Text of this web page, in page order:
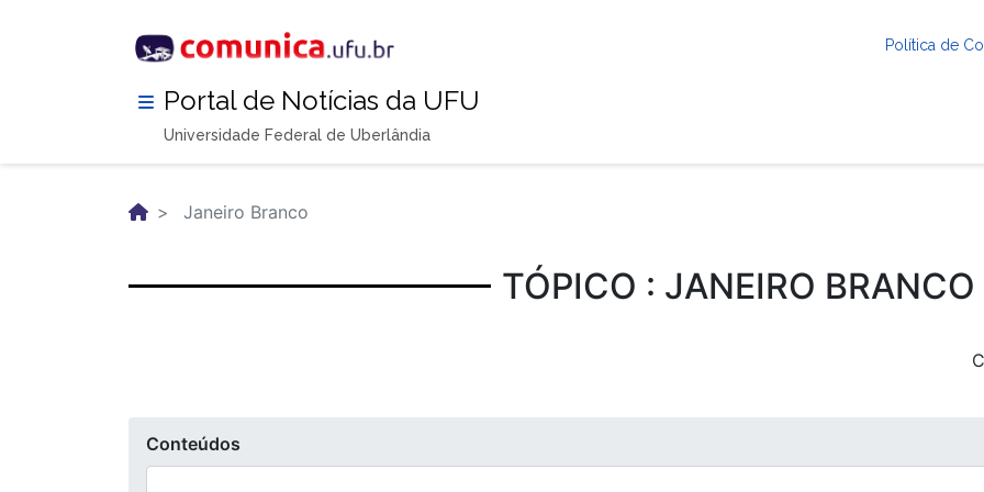
Política de
Portal de Notícias da UFU
Universidade Federal de Uberlândia
Janeiro Branco
TÓPICO : JANEIRO BRANCO
Conteúdos